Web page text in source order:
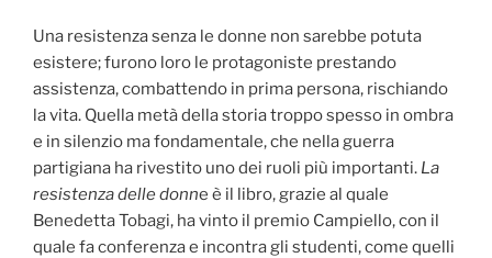
Una resistenza senza le donne non sarebbe potuta
esistere; furono loro le protagoniste prestando
assistenza, combattendo in prima persona, rischiando
la vita. Quella metà della storia troppo spesso in ombra
e in silenzio ma fondamentale, che nella guerra
partigiana ha rivestito uno dei ruoli più importanti. La
resistenza delle donne è il libro, grazie al quale
Benedetta Tobagi, ha vinto il premio Campiello, con il
quale fa conferenza e incontra gli studenti, come quelli